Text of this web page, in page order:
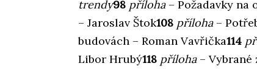
trendy98 příloha– Požadavky na
– Jaroslav Štok108 příloha–
budovách – Roman Vavřička114
Libor Hrubý118 příloha– Vybrané